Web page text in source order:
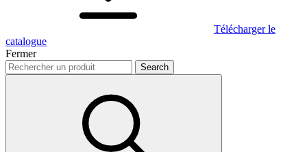
Télécharger le
catalogue
Fermer